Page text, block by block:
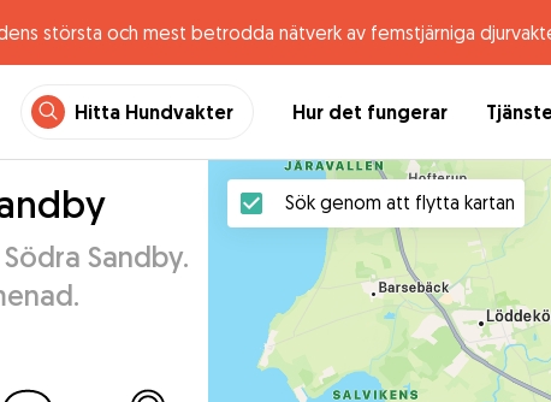
största och mest betrodda nätverk av femstjärniga
Hitta Hundvakter Hur det fungerar
Sandby.
Sök genom att flytta kartan